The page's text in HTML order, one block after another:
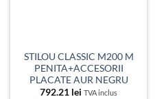
STILOU CLASSIC M200 M
PENITA+ACCESORII
PLACATE AUR NEGRU
792.21 lei TVA inclus